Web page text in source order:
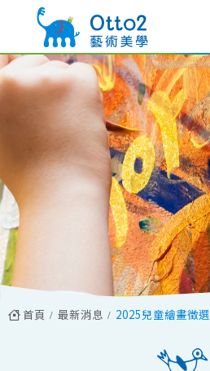
首頁 最新消息 2025兒童繪畫徵選